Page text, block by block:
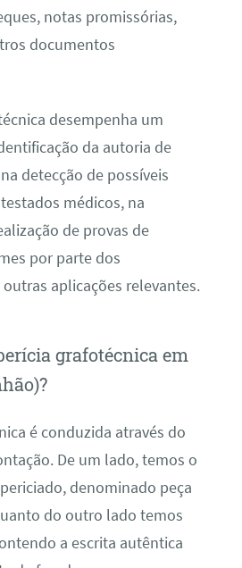
notas promissórias,
documentos
desempenha um
da autoria de
detecção de possíveis
médicos, na
de provas de
por parte dos
aplicações relevantes.
grafotécnica em
é conduzida através do
De um lado, temos o
denominado peça
do outro lado temos
a escrita autêntica